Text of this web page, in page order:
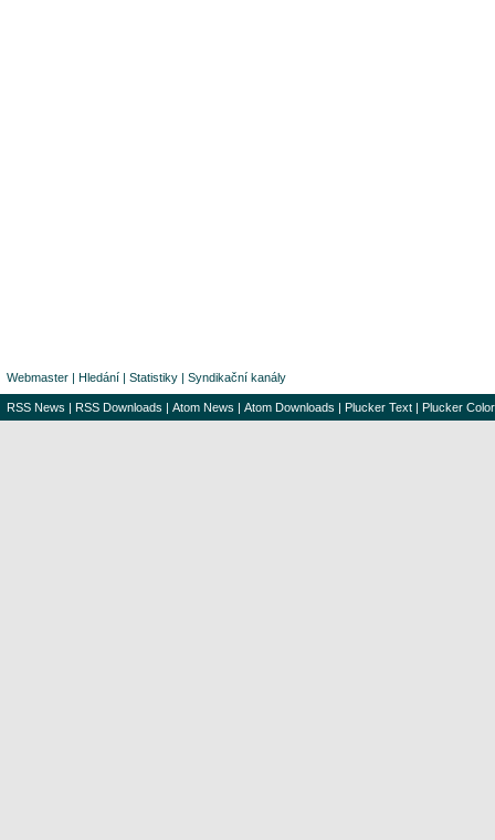
Webmaster | Hledání | Statistiky | Syndikační kanály
RSS News | RSS Downloads | Atom News | Atom Downloads | Plucker Text | Plucker Color